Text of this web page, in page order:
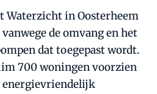
Waterzicht in Oosterheem
de omvang en het
dat toegepast wordt.
700 woningen voorzien
energievriendelijk